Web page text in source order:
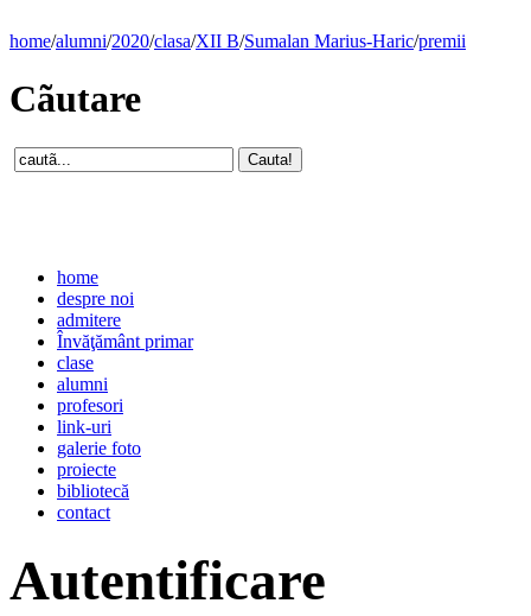
home/alumni/2020/clasa/XII B/Sumalan Marius-Haric/premii
Cãutare
home
despre noi
admitere
Învăţământ primar
clase
alumni
profesori
link-uri
galerie foto
proiecte
bibliotecă
contact
Autentificare